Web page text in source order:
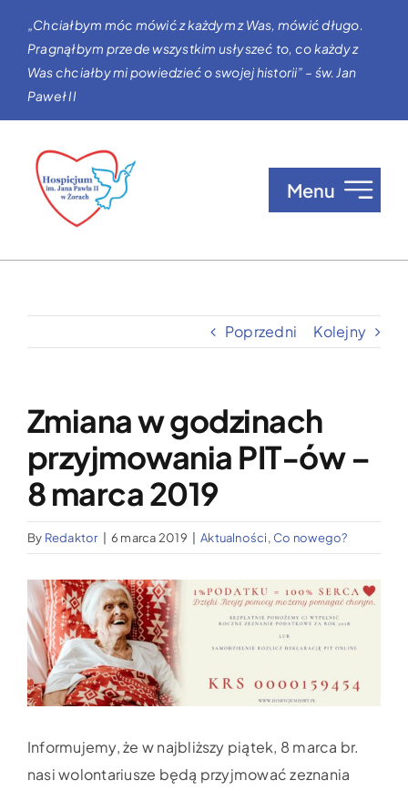
zawartości
„Chciałbym móc mówić z każdym z Was, mówić długo.
Pragnąłbym przede wszystkim usłyszeć to, co każdy z
Was chciałby mi powiedzieć o swojej historii” – św. Jan
Paweł II
Menu
Wypożyczalnia sprzętu medycznego
Aktualności
Jak możesz nam pomóc?
Kontakt
Poprzedni Kolejny
Zmiana w godzinach
przyjmowania PIT-ów –
8 marca 2019
By Redaktor 6 marca 2019 Aktualności, Co nowego?
Pokaż
większy
obrazek
Informujemy, że w najbliższy piątek, 8 marca br.
nasi wolontariusze będą przyjmować zeznania